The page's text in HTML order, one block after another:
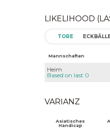
LIKELIHOOD
TORE
Mannschaften
Heim
Based on last 0
VARIANZ
Asiatisches
Handicap